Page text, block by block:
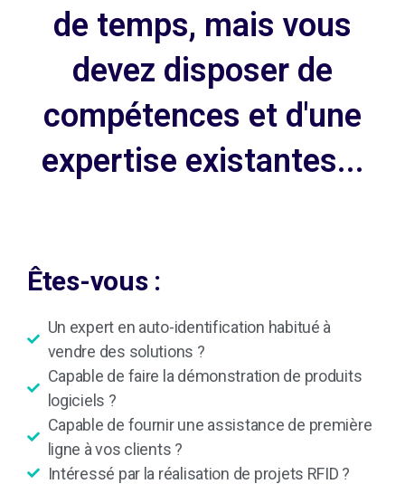
de temps, mais vous
devez disposer de
compétences et d'une
expertise existantes...
Êtes-vous :
Un expert en auto-identification habitué à
vendre des solutions ?
Capable de faire la démonstration de produits
logiciels ?
Capable de fournir une assistance de première
ligne à vos clients ?
Intéressé par la réalisation de projets RFID ?